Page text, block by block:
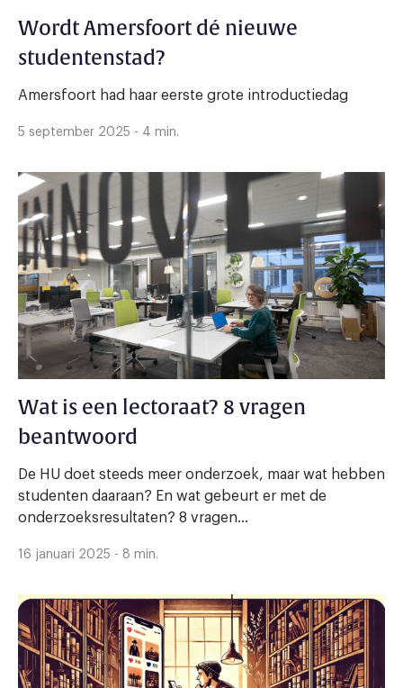
Wordt Amersfoort dé nieuwe
studentenstad?
Amersfoort had haar eerste grote introductiedag
5 september 2025 - 4 min.
Wat is een lectoraat? 8 vragen
beantwoord
De HU doet steeds meer onderzoek, maar wat hebben
studenten daaraan? En wat gebeurt er met de
onderzoeksresultaten? 8 vragen...
16 januari 2025 - 8 min.